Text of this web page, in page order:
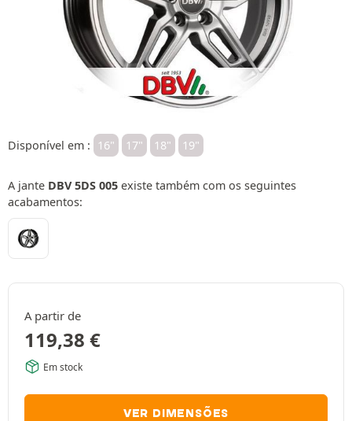
Disponível em : 16" 17" 18" 19"
A jante DBV 5DS 005 existe também com os seguintes
acabamentos:
A partir de
119,38 €
Em stock
VER DIMENSÕES